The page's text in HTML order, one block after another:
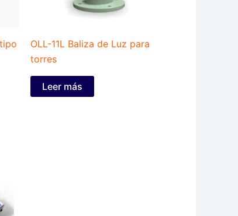
OLL-11L Baliza de Luz para
torres
Leer más